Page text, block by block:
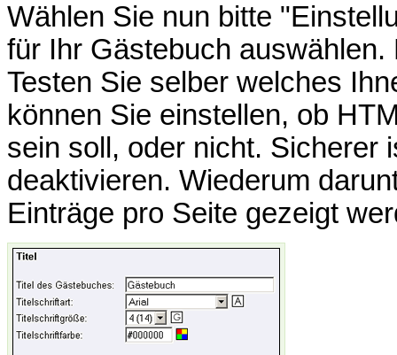
Wählen Sie nun bitte
für Ihr Gästebuch
Testen Sie selber welches
können Sie einstellen, ob
sein soll, oder nicht. Sicherer
deaktivieren. Wiederum
Einträge pro Seite gezeigt